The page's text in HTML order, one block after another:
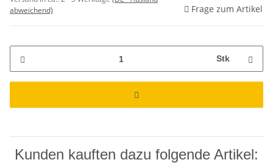
abweichend)
Frage zum Artikel
Stk
Kunden kauften dazu folgende Artikel: